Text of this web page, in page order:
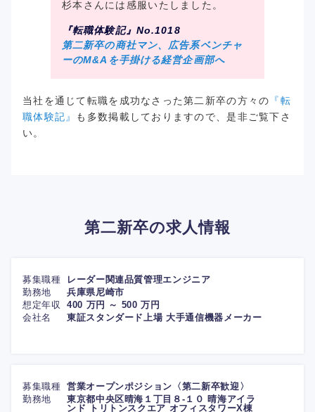
杉本さんには感服いたしました。
『転職体験記』No.1018
第二新卒の商社マン、広告系ベンチャ
ーのM&Aを手掛ける経営企画部へ
当社を通じて転職を成功なさった第二新卒の方々の 『転
職体験記』 も多数掲載しておりますので、是非ご覧下さ
い。
第二新卒の求人情報
募集職種
レーダー関連品質管理エンジニア
勤務地
兵庫県尼崎市
想定年収
400 万円 ～ 500 万円
会社名
東証スタンダード上場 大手通信機器メーカー
募集職種 営業オープンポジション〈第二新卒歓迎〉
勤務地
東京都中央区晴海１丁目８-１０ 晴海アイラ
ンド トリトンスクエア オフィスタワーX棟